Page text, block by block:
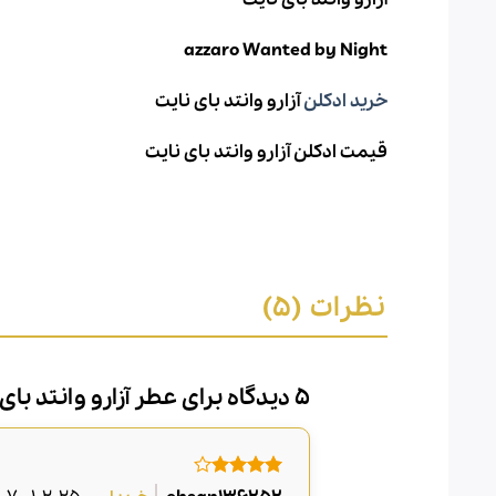
azzaro Wanted by Night
خرید ادکلنآزارو وانتد بای نایت
قیمت ادکلن آزارو وانتد بای نایت
نظرات (5)
5 دیدگاه برای عطر آزارو وانتد
امتیاز4